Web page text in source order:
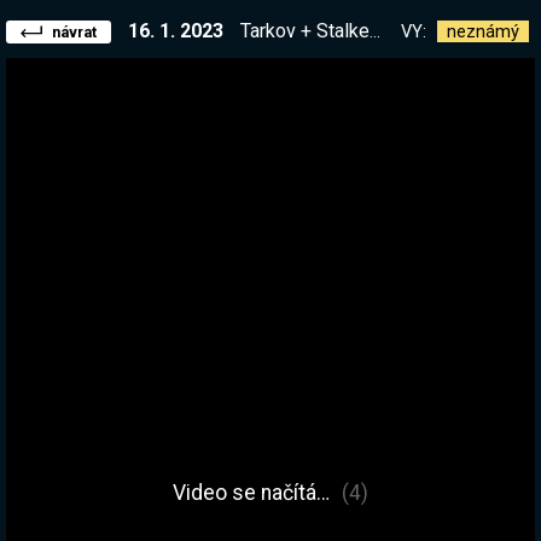
návrat 16. 1. 2023 Tarkov + Stalker = Starkov? | !kniha VY: neznámý
Video se načítá… (4)